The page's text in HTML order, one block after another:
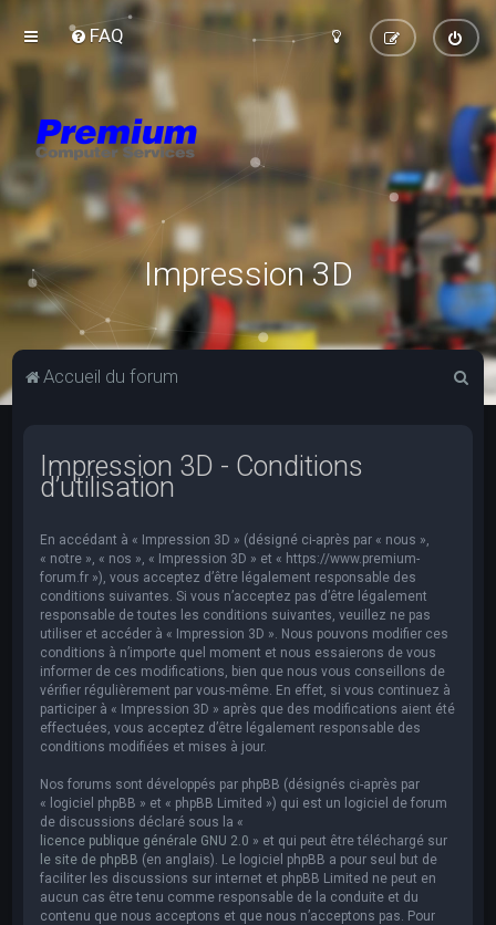
FAQ
Impression 3D
Accueil du forum
Impression 3D - Conditions
d’utilisation
En accédant à « Impression 3D » (désigné ci-après par « nous »,
« notre », « nos », « Impression 3D » et « https://www.premium-
forum.fr »), vous acceptez d’être légalement responsable des
conditions suivantes. Si vous n’acceptez pas d’être légalement
responsable de toutes les conditions suivantes, veuillez ne pas
utiliser et accéder à « Impression 3D ». Nous pouvons modifier ces
conditions à n’importe quel moment et nous essaierons de vous
informer de ces modifications, bien que nous vous conseillons de
vérifier régulièrement par vous-même. En effet, si vous continuez à
participer à « Impression 3D » après que des modifications aient été
effectuées, vous acceptez d’être légalement responsable des
conditions modifiées et mises à jour.
Nos forums sont développés par phpBB (désignés ci-après par
« logiciel phpBB » et « phpBB Limited ») qui est un logiciel de forum
de discussions déclaré sous la «
licence publique générale GNU 2.0 » et qui peut être téléchargé sur
le site de phpBB (en anglais). Le logiciel phpBB a pour seul but de
faciliter les discussions sur internet et phpBB Limited ne peut en
aucun cas être tenu comme responsable de la conduite et du
contenu que nous acceptons et que nous n’acceptons pas. Pour